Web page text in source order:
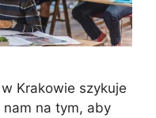
Krakowie szykuje
na tym, aby